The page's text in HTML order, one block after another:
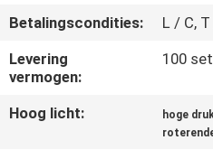
OM EEN
CITAAT
COMPANY
Betalingscondities:
L / C,
Levering
vermogen:
100
Hoog licht: hoge